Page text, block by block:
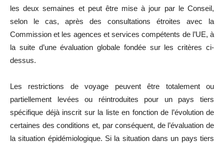
les deux semaines et peut être mise à jour par le Conseil,
selon le cas, après des consultations étroites avec la
Commission et les agences et services compétents de l’UE, à
la suite d’une évaluation globale fondée sur les critères ci-
dessus.
Les restrictions de voyage peuvent être totalement ou
partiellement levées ou réintroduites pour un pays tiers
spécifique déjà inscrit sur la liste en fonction de l’évolution de
certaines des conditions et, par conséquent, de l’évaluation de
la situation épidémiologique. Si la situation dans un pays tiers